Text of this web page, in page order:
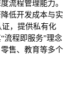
流程管理能力。
低开发成本与实
证，提供私有化
流程即服务”理念
售、教育等多个